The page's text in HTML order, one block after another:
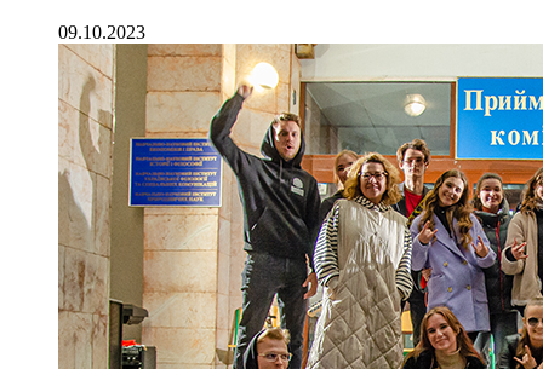
09.10.2023